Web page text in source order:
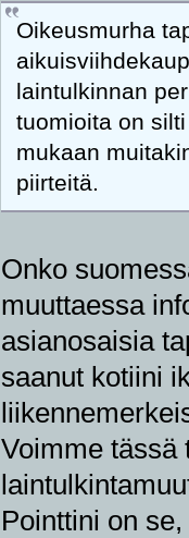
Oikeusmurha
laintulkinnan
tuomioita on
mukaan
piirteitä.
Onko
muuttaessa
asianosaisia
saanut kotiini
Voimme tässä
Pointtini on